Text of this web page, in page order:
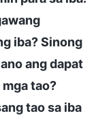
iba? Sinong
ang dapat
tao?
tao sa iba